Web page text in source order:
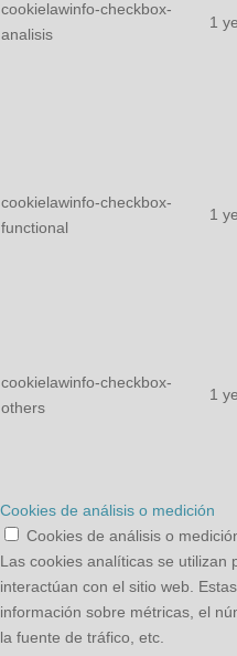
cookielawinfo-checkbox-
analisis
1
cookielawinfo-checkbox-
functional
1
cookielawinfo-checkbox-
others
1
Cookies de análisis o medición
Cookies de análisis o
Las cookies analíticas se utilizan
interactúan con el sitio web.
información sobre métricas, el
la fuente de tráfico, etc.